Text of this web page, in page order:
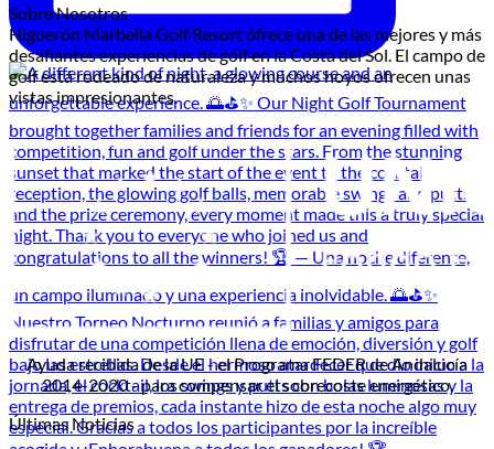
Sobre Nosotros
Higuerón Marbella Golf Resort ofrece una de las mejores y más
desafiantes experiencias de golf en la Costa del Sol. El campo de
golf está rodeado de naturaleza y muchos hoyos ofrecen unas
vistas impresionantes.
Ayuda recibida de la UE - el Programa FEDER de Andalucía
2014-2020 - para compensar el sobrecoste energético.
Últimas Noticias